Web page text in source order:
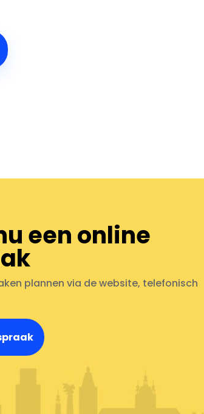
een online
plannen via de website, telefonisch